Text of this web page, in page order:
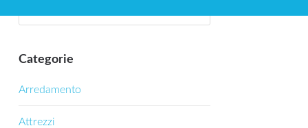
Categorie
Arredamento
Attrezzi